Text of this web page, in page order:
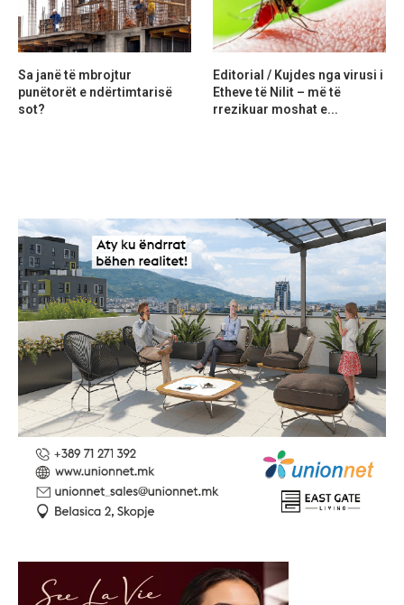
Sa janë të mbrojtur
punëtorët e ndërtimtarisë
sot?
Editorial / Kujdes nga virusi i
Etheve të Nilit – më të
rrezikuar moshat e...